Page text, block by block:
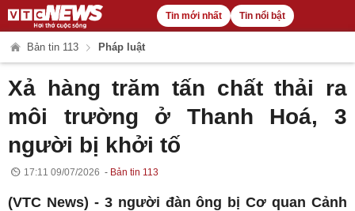
Tin mới nhất Tin nổi bật
Bản tin 113 Pháp luật
Xả hàng trăm tấn chất thải ra
môi trường ở Thanh Hoá, 3
người bị khởi tố
17:11 09/07/2026 Bản tin 113
(VTC News) - 3 người đàn ông bị Cơ quan Cảnh